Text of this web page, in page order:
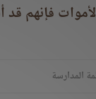
فإنهم قد
المدارسة